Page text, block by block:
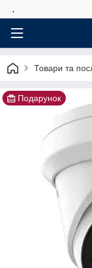
.
Товари та
Подарунок